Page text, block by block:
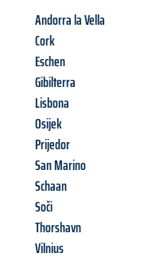
Andorra la Vella
Cork
Eschen
Gibilterra
Lisbona
Osijek
Prijedor
San Marino
Schaan
Soči
Thorshavn
Vilnius